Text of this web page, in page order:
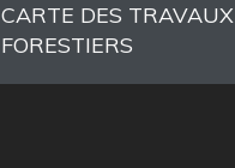
CARTE DES TRAVAUX
FORESTIERS